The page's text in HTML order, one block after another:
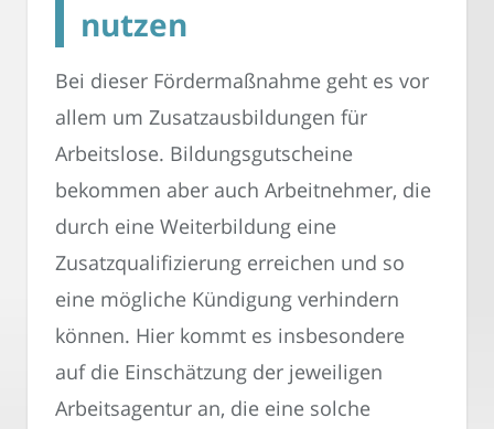
nutzen
Bei dieser Fördermaßnahme geht es vor
allem um Zusatzausbildungen für
Arbeitslose. Bildungsgutscheine
bekommen aber auch Arbeitnehmer, die
durch eine Weiterbildung eine
Zusatzqualifizierung erreichen und so
eine mögliche Kündigung verhindern
können. Hier kommt es insbesondere
auf die Einschätzung der jeweiligen
Arbeitsagentur an, die eine solche